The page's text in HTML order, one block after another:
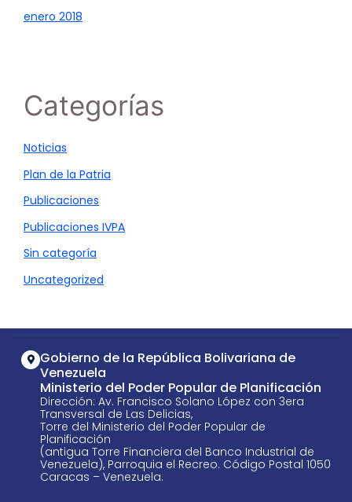
enero 2018
Categorías
Noticias
Plan de la Patria
Publicaciones
Publicaciones IVPA
Sin categoría
Uncategorized
Gobierno de la República Bolivariana de
Venezuela
Ministerio del Poder Popular de Planificación
Dirección: Av. Francisco Solano López con 3era
Transversal de Las Delicias,
Torre del Ministerio del Poder Popular de
Planificación
(antigua Torre Financiera del Banco Industrial de
Venezuela), Parroquia el Recreo. Código Postal 1050
Caracas – Venezuela.